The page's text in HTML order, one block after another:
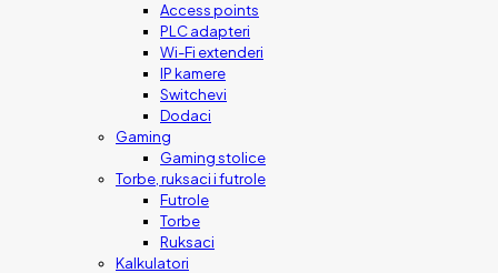
Access points
PLC adapteri
Wi-Fi extenderi
IP kamere
Switchevi
Dodaci
Gaming
Gaming stolice
Torbe, ruksaci i futrole
Futrole
Torbe
Ruksaci
Kalkulatori